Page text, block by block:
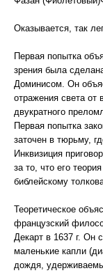
Оказывается, так
Первая попытка
зрения была
Доминисом. Он
отражения света от
двукратного
Первая попытка
заточен в тюрьму,
Инквизиция
за то, что его
библейскому
Теоретическое
французский
Декарт в 1637 г. Он
маленькие капли
дождя,